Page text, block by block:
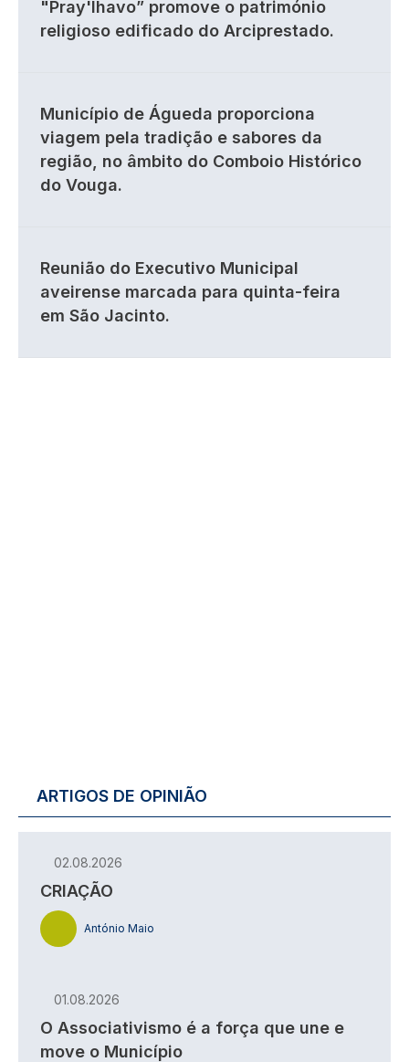
"Pray'lhavo” promove o património
religioso edificado do Arciprestado.
Município de Águeda proporciona
viagem pela tradição e sabores da
região, no âmbito do Comboio Histórico
do Vouga.
Reunião do Executivo Municipal
aveirense marcada para quinta-feira
em São Jacinto.
ARTIGOS DE OPINIÃO
02.08.2026
CRIAÇÃO
António Maio
01.08.2026
O Associativismo é a força que une e
move o Município